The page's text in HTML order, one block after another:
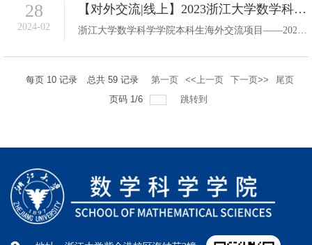
28
2024-02
【对外交流|线上】2023浙江大学数学科学学院本科生海外交流项目——普渡大学在线学习课程申请通知
浙江大学数学科学学院本科生海外交流项目——2023年普渡大学在线学习课程将以线上模式开展，学院诚邀李培军教授进行授课，具体情况如下：一、申请要求（一）项目对象：浙江大学数学科学学院在读本科生（二）申请条件：1. 热爱社会主义祖国，具有良好的政治素质，无违法违纪记录；2. 品学兼优，身心健康；3. 德智体美劳全面发展，知识、能力、素质和记实综合考评优良；4. 优先考虑没有参加过对外交流的学生；5. 其它条件请参考项...
每页 10记录 总共 59记录 第一页 <<上一页 下一页>>
尾页
页码 1/6 跳转到